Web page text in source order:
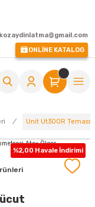
kozaydinlatma@gmail.com
ONLİNE KATALOG
Unit Ut300R
%2,00 Havale İndirimi